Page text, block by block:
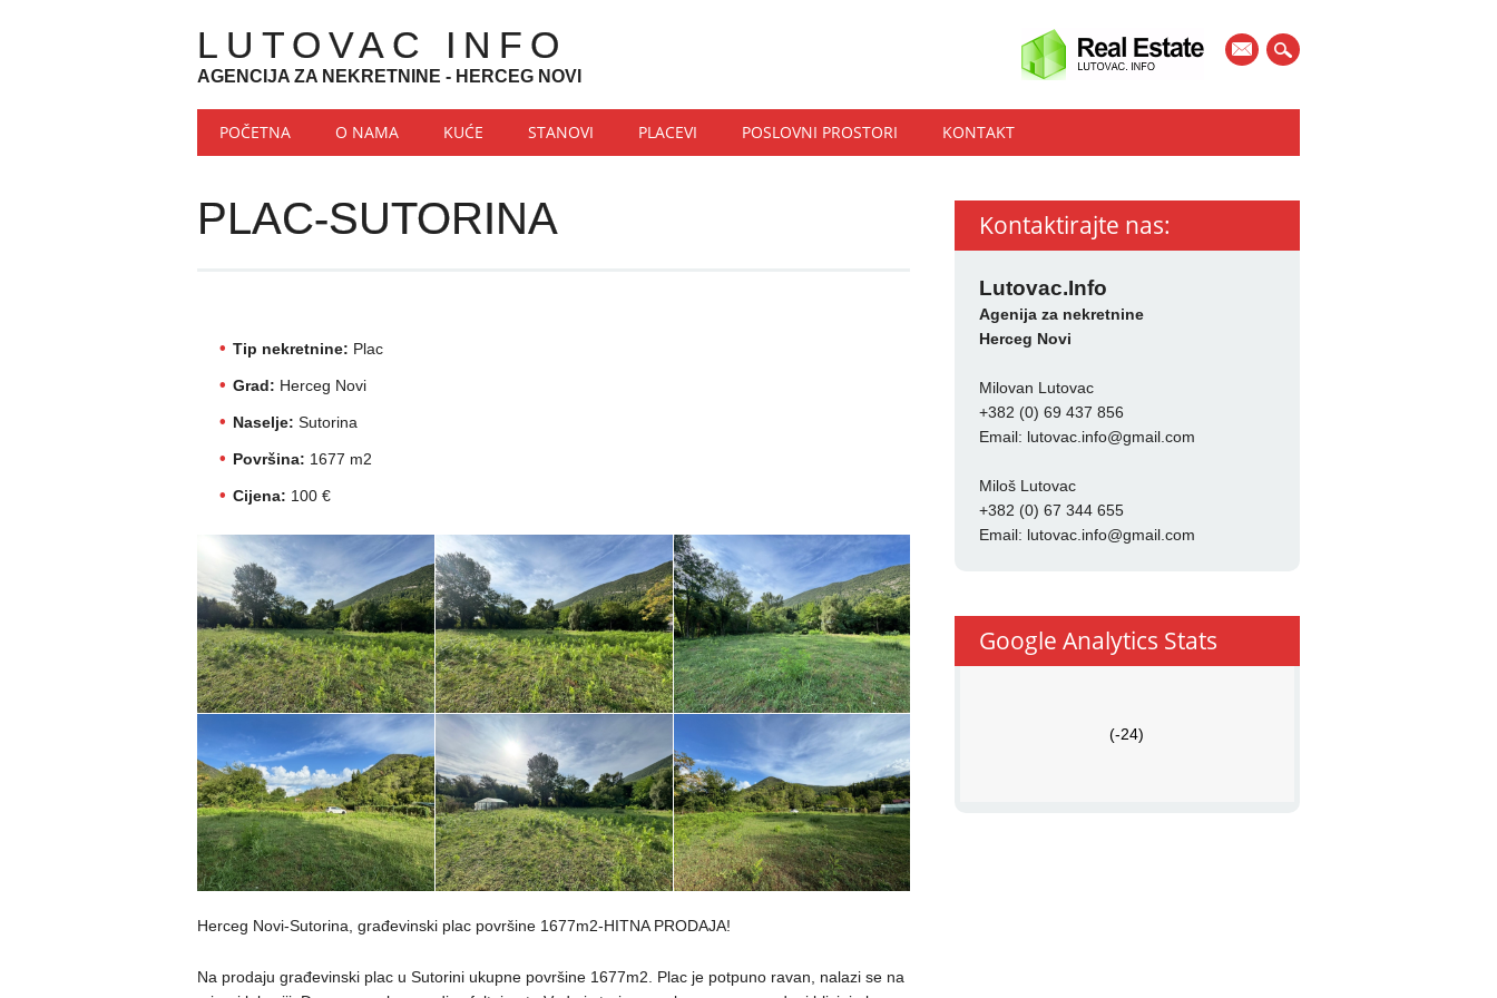
mail
LUTOVAC INFO
AGENCIJA ZA NEKRETNINE - HERCEG NOVI
Main menu
Skip to content
POČETNA O NAMA KUĆE STANOVI PLACEVI POSLOVNI PROSTORI KONTAKT
PLAC-SUTORINA
Tip nekretnine: Plac
Grad: Herceg Novi
Naselje: Sutorina
Površina: 1677 m2
Cijena: 100 €
Herceg Novi-Sutorina, građevinski plac površine 1677m2-HITNA PRODAJA!
Na prodaju građevinski plac u Sutorini ukupne površine 1677m2. Plac je potpuno ravan, nalazi se na
Kontaktirajte nas:
Lutovac.Info
Agenija za nekretnine
Herceg Novi
Milovan Lutovac
+382 (0) 69 437 856
Email: lutovac.info@gmail.com
Miloš Lutovac
+382 (0) 67 344 655
Email: lutovac.info@gmail.com
Google Analytics Stats
(-24)